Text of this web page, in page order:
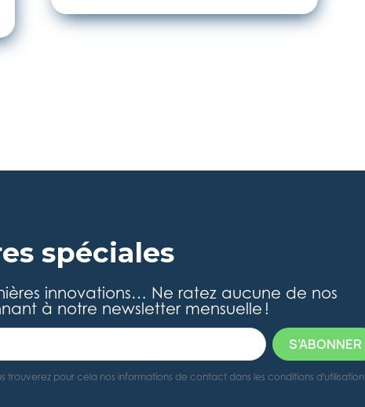
spéciales
innovations… Ne ratez aucune de nos
à notre newsletter mensuelle !
trouverez pour cela nos informations de contact dans les conditions d'utilisation